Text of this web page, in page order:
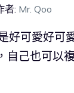
者: Mr. Qoo
好可愛好可
自己也可以